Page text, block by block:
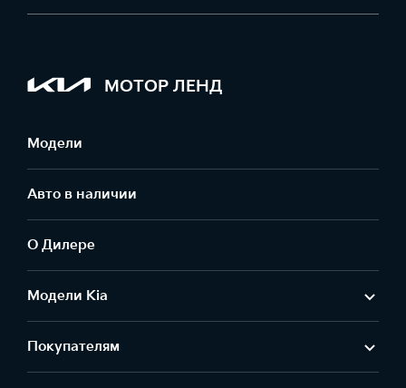
МОТОР ЛЕНД
Модели
Авто в наличии
О Дилере
Модели Kia
Покупателям